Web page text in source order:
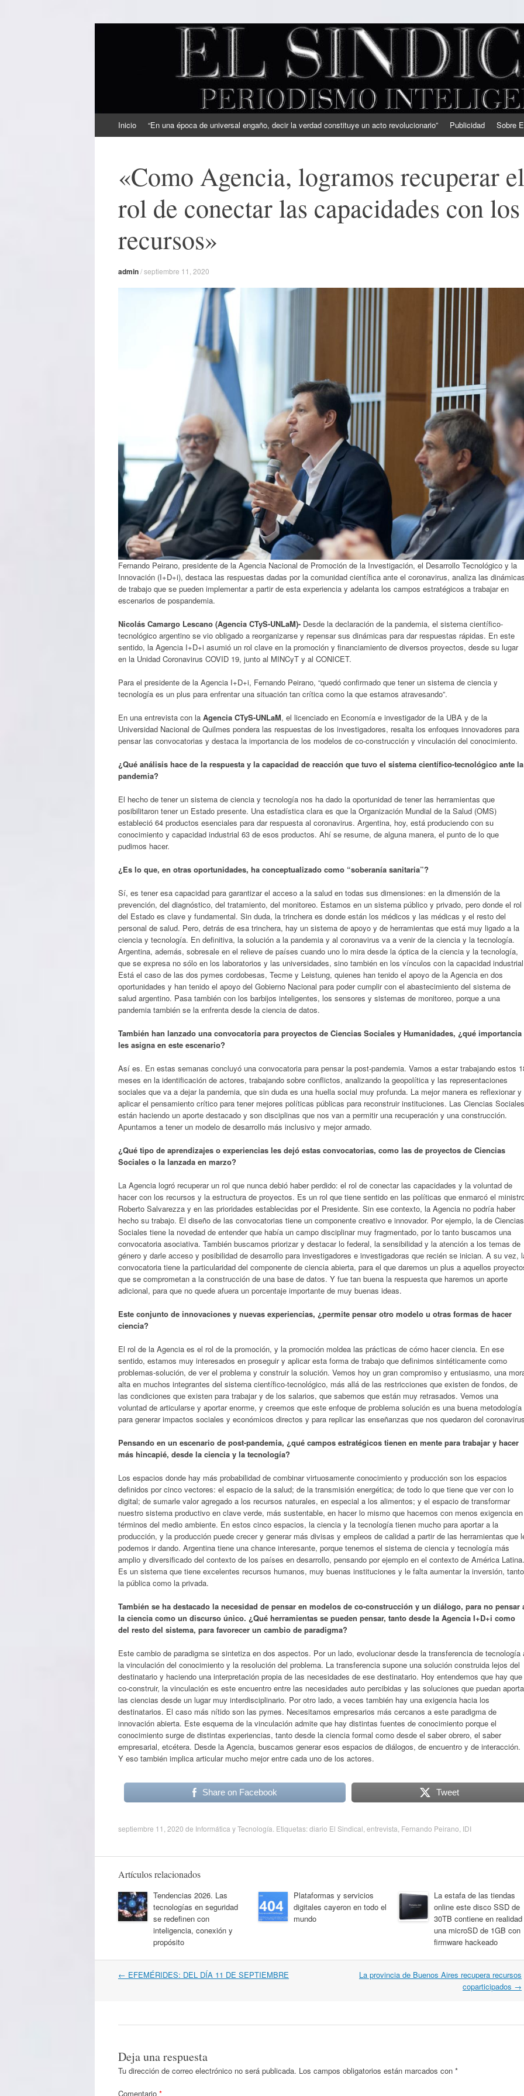
EL SINDICAL
Periodismo Inteligente
al
Inicio “En una época de universal engaño, decir la verdad constituye un acto revolucionario” Publicidad Sobre
«Como Agencia, logramos recuperar el
rol de conectar las capacidades con los
recursos»
admin/septiembre 11, 2020
Fernando Peirano, presidente de la Agencia Nacional de Promoción de la Investigación, el Desarrollo Tecnológico y la
Innovación (I+D+i), destaca las respuestas dadas por la comunidad científica ante el coronavirus, analiza las
de trabajo que se pueden implementar a partir de esta experiencia y adelanta los campos estratégicos a trabajar en
escenarios de pospandemia.
Nicolás Camargo Lescano (Agencia CTyS-UNLaM)- Desde la declaración de la pandemia, el sistema científico-
tecnológico argentino se vio obligado a reorganizarse y repensar sus dinámicas para dar respuestas rápidas. En este
sentido, la Agencia I+D+i asumió un rol clave en la promoción y financiamiento de diversos proyectos, desde su lugar
en la Unidad Coronavirus COVID 19, junto al MINCyT y al CONICET.
Para el presidente de la Agencia I+D+i, Fernando Peirano, “quedó confirmado que tener un sistema de ciencia y
tecnología es un plus para enfrentar una situación tan crítica como la que estamos atravesando”.
En una entrevista con la Agencia CTyS-UNLaM, el licenciado en Economía e investigador de la UBA y de la
Universidad Nacional de Quilmes pondera las respuestas de los investigadores, resalta los enfoques innovadores para
pensar las convocatorias y destaca la importancia de los modelos de co-construcción y vinculación del conocimiento.
¿Qué análisis hace de la respuesta y la capacidad de reacción que tuvo el sistema científico-tecnológico ante la
pandemia?
El hecho de tener un sistema de ciencia y tecnología nos ha dado la oportunidad de tener las herramientas que
posibilitaron tener un Estado presente. Una estadística clara es que la Organización Mundial de la Salud (OMS)
estableció 64 productos esenciales para dar respuesta al coronavirus. Argentina, hoy, está produciendo con su
conocimiento y capacidad industrial 63 de esos productos. Ahí se resume, de alguna manera, el punto de lo que
pudimos hacer.
¿Es lo que, en otras oportunidades, ha conceptualizado como “soberanía sanitaria”?
Sí, es tener esa capacidad para garantizar el acceso a la salud en todas sus dimensiones: en la dimensión de la
prevención, del diagnóstico, del tratamiento, del monitoreo. Estamos en un sistema público y privado, pero donde el rol
del Estado es clave y fundamental. Sin duda, la trinchera es donde están los médicos y las médicas y el resto del
personal de salud. Pero, detrás de esa trinchera, hay un sistema de apoyo y de herramientas que está muy ligado a la
ciencia y tecnología. En definitiva, la solución a la pandemia y al coronavirus va a venir de la ciencia y la tecnología.
Argentina, además, sobresale en el relieve de países cuando uno lo mira desde la óptica de la ciencia y la tecnología,
que se expresa no sólo en los laboratorios y las universidades, sino también en los vínculos con la capacidad
Está el caso de las dos pymes cordobesas, Tecme y Leistung, quienes han tenido el apoyo de la Agencia en dos
oportunidades y han tenido el apoyo del Gobierno Nacional para poder cumplir con el abastecimiento del sistema de
salud argentino. Pasa también con los barbijos inteligentes, los sensores y sistemas de monitoreo, porque a una
pandemia también se la enfrenta desde la ciencia de datos.
También han lanzado una convocatoria para proyectos de Ciencias Sociales y Humanidades, ¿qué importancia
les asigna en este escenario?
Así es. En estas semanas concluyó una convocatoria para pensar la post-pandemia. Vamos a estar trabajando estos
meses en la identificación de actores, trabajando sobre conflictos, analizando la geopolítica y las representaciones
sociales que va a dejar la pandemia, que sin duda es una huella social muy profunda. La mejor manera es reflexionar y
aplicar el pensamiento crítico para tener mejores políticas públicas para reconstruir instituciones. Las Ciencias Sociales
están haciendo un aporte destacado y son disciplinas que nos van a permitir una recuperación y una construcción.
Apuntamos a tener un modelo de desarrollo más inclusivo y mejor armado.
¿Qué tipo de aprendizajes o experiencias les dejó estas convocatorias, como las de proyectos de Ciencias
Sociales o la lanzada en marzo?
La Agencia logró recuperar un rol que nunca debió haber perdido: el rol de conectar las capacidades y la voluntad de
hacer con los recursos y la estructura de proyectos. Es un rol que tiene sentido en las políticas que enmarcó el
Roberto Salvarezza y en las prioridades establecidas por el Presidente. Sin ese contexto, la Agencia no podría haber
hecho su trabajo. El diseño de las convocatorias tiene un componente creativo e innovador. Por ejemplo, la de Ciencias
Sociales tiene la novedad de entender que había un campo disciplinar muy fragmentado, por lo tanto buscamos una
convocatoria asociativa. También buscamos priorizar y destacar lo federal, la sensibilidad y la atención a los temas de
género y darle acceso y posibilidad de desarrollo para investigadores e investigadoras que recién se inician. A su vez,
convocatoria tiene la particularidad del componente de ciencia abierta, para el que daremos un plus a aquellos
que se comprometan a la construcción de una base de datos. Y fue tan buena la respuesta que haremos un aporte
adicional, para que no quede afuera un porcentaje importante de muy buenas ideas.
Este conjunto de innovaciones y nuevas experiencias, ¿permite pensar otro modelo u otras formas de hacer
ciencia?
El rol de la Agencia es el rol de la promoción, y la promoción moldea las prácticas de cómo hacer ciencia. En ese
sentido, estamos muy interesados en proseguir y aplicar esta forma de trabajo que definimos sintéticamente como
problemas-solución, de ver el problema y construir la solución. Vemos hoy un gran compromiso y entusiasmo, una
alta en muchos integrantes del sistema científico-tecnológico, más allá de las restricciones que existen de fondos, de
las condiciones que existen para trabajar y de los salarios, que sabemos que están muy retrasados. Vemos una
voluntad de articularse y aportar enorme, y creemos que este enfoque de problema solución es una buena metodología
para generar impactos sociales y económicos directos y para replicar las enseñanzas que nos quedaron del
Pensando en un escenario de post-pandemia, ¿qué campos estratégicos tienen en mente para trabajar y hacer
más hincapié, desde la ciencia y la tecnología?
Los espacios donde hay más probabilidad de combinar virtuosamente conocimiento y producción son los espacios
definidos por cinco vectores: el espacio de la salud; de la transmisión energética; de todo lo que tiene que ver con lo
digital; de sumarle valor agregado a los recursos naturales, en especial a los alimentos; y el espacio de transformar
nuestro sistema productivo en clave verde, más sustentable, en hacer lo mismo que hacemos con menos exigencia en
términos del medio ambiente. En estos cinco espacios, la ciencia y la tecnología tienen mucho para aportar a la
producción, y la producción puede crecer y generar más divisas y empleos de calidad a partir de las herramientas que
podemos ir dando. Argentina tiene una chance interesante, porque tenemos el sistema de ciencia y tecnología más
amplio y diversificado del contexto de los países en desarrollo, pensando por ejemplo en el contexto de América Latina.
Es un sistema que tiene excelentes recursos humanos, muy buenas instituciones y le falta aumentar la inversión, tanto
la pública como la privada.
También se ha destacado la necesidad de pensar en modelos de co-construcción y un diálogo, para no pensar
la ciencia como un discurso único. ¿Qué herramientas se pueden pensar, tanto desde la Agencia I+D+i como
del resto del sistema, para favorecer un cambio de paradigma?
Este cambio de paradigma se sintetiza en dos aspectos. Por un lado, evolucionar desde la transferencia de tecnología
la vinculación del conocimiento y la resolución del problema. La transferencia supone una solución construida lejos del
destinatario y haciendo una interpretación propia de las necesidades de ese destinatario. Hoy entendemos que hay que
co-construir, la vinculación es este encuentro entre las necesidades auto percibidas y las soluciones que puedan
las ciencias desde un lugar muy interdisciplinario. Por otro lado, a veces también hay una exigencia hacia los
destinatarios. El caso más nítido son las pymes. Necesitamos empresarios más cercanos a este paradigma de
innovación abierta. Este esquema de la vinculación admite que hay distintas fuentes de conocimiento porque el
conocimiento surge de distintas experiencias, tanto desde la ciencia formal como desde el saber obrero, el saber
empresarial, etcétera. Desde la Agencia, buscamos generar esos espacios de diálogos, de encuentro y de interacción.
Y eso también implica articular mucho mejor entre cada uno de los actores.
Share on Facebook Tweet
septiembre 11, 2020 de Informática y Tecnología . Etiquetas:diario El Sindical entrevista Fernando Peirano IDI
Artículos relacionados
Tendencias 2026. Las
tecnologías en seguridad
se redefinen con
inteligencia, conexión y
propósito
Plataformas y servicios
digitales cayeron en todo el
mundo
La estafa de las tiendas
online este disco SSD de
30TB contiene en realidad
una microSD de 1GB con
firmware hackeado
Navegación
← EFEMÉRIDES: DEL DÍA 11 DE SEPTIEMBRE
La provincia de Buenos Aires recupera recursos
coparticipados →
Deja una respuesta
Tu dirección de correo electrónico no será publicada. Los campos obligatorios están marcados con *
Comentario *